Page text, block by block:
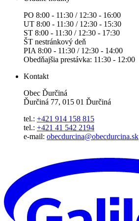
PO 8:00 - 11:30 / 12:30 - 16:00
UT 8:00 - 11:30 / 12:30 - 15:30
ST 8:00 - 11:30 / 12:30 - 17:30
ŠT nestránkový deň
PIA 8:00 - 11:30 / 12:30 - 14:00
Obedňajšia prestávka: 11:30 - 12:00
Kontakt
Obec Ďurčiná
Ďurčiná 77, 015 01 Ďurčiná
tel.: +421 914 158 815
tel.: +421 41 542 2194
e-mail: obecdurcina@obecdurcina.sk